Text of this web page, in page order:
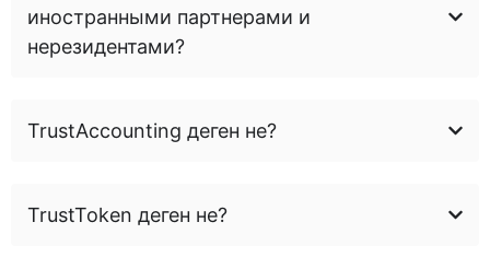
иностранными партнерами и
нерезидентами?
TrustAccounting деген не?
TrustToken деген не?